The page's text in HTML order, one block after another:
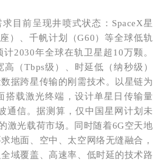
目前呈现井喷式状态：SpaceX星
）、千帆计划（G60）等全球低轨
2030年全球在轨卫星超10万颗。
（Tbps级）、时延低（纳秒级）
据跨星传输的刚需技术。以星链为
搭载激光终端，设计单星日传输量
通信。据测算，仅中国星网计划未
激光载荷市场。同时随着6G空天地
地面、空中、太空网络无缝融合，
域覆盖、高速率、低时延的技术路